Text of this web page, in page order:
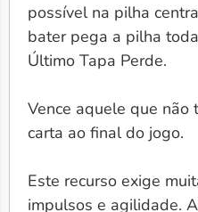
possível na pilha
bater pega a pilha
Último Tapa Perde.
Vence aquele que não
carta ao final do jogo.
Este recurso exige
impulsos e agilidade.